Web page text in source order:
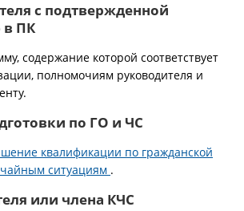
с подтвержденной
в ПК
содержание которой соответствует
полномочиям руководителя и
по ГО и ЧС
квалификации по гражданской
ситуациям .
или члена КЧС